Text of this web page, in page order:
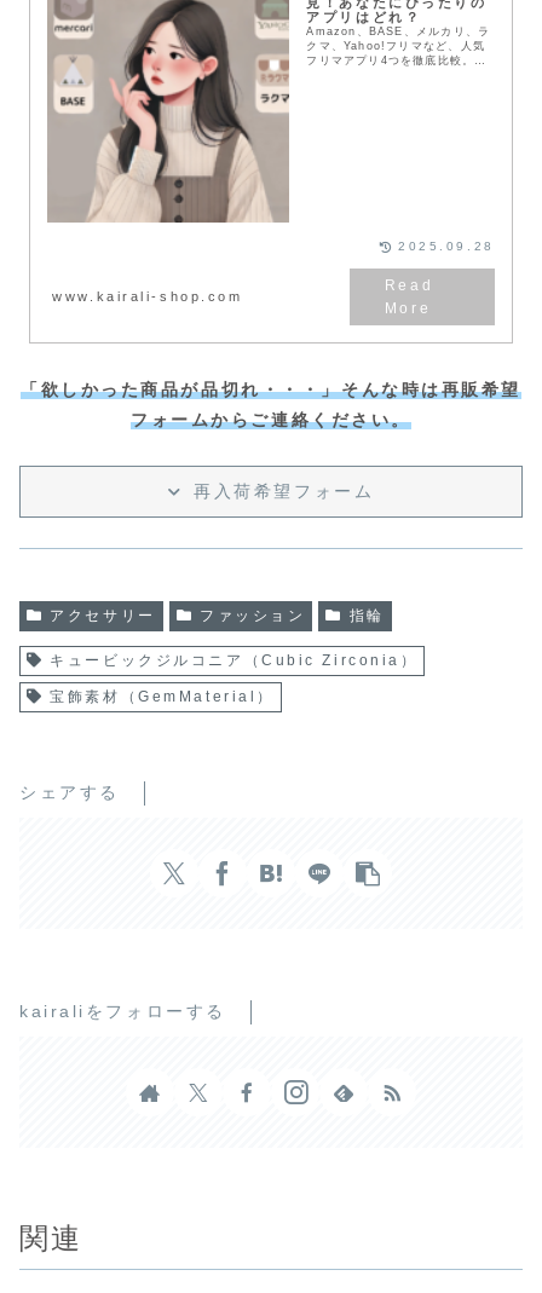
アプリはどれ？
Amazon、BASE、メルカリ、ラ
クマ、Yahoo!フリマなど、人気
フリマアプリ4つを徹底比較。送
www.kairali-shop.com
2025.09.28
「欲しかった商品が品切れ・・・」そんな時は再販希望
フォームからご連絡ください。
再入荷希望フォーム
アクセサリー ファッション 指輪
キュービックジルコニア（Cubic Zirconia）
宝飾素材（GemMaterial）
シェアする
kairaliをフォローする
関連